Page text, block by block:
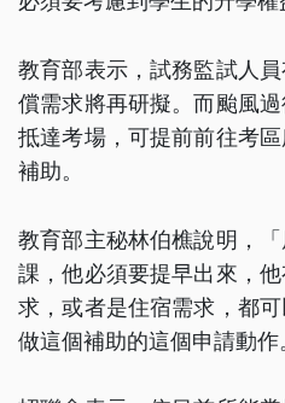
教育部表示，試務監試人
償需求將再研擬。而颱風
抵達考場，可提前前往考
補助。
教育部主秘林伯樵說明，
課，他必須要提早出來，
求，或者是住宿需求，都
做這個補助的這個申請動作